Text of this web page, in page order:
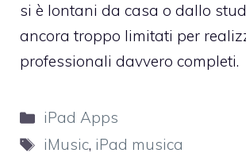
si è lontani da casa o dallo
ancora troppo limitati per
professionali davvero completi.
Categorie
iPad Apps
Tag
iMusic, iPad musica